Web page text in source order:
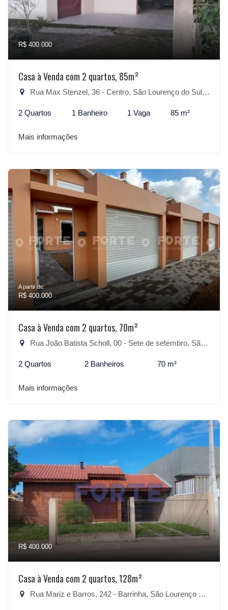
R$ 400.000
Casa à Venda com 2 quartos, 85m²
Rua Max Stenzel, 36 - Centro, São Lourenço do Sul-RS
2 Quartos 1 Banheiro 1 Vaga 85 m²
Mais informações
A partir de:
R$ 400.000
Casa à Venda com 2 quartos, 70m²
Rua João Batista Scholl, 00 - Sete de setembro, São Lourenço do Sul-RS
2 Quartos 2 Banheiros 70 m²
Mais informações
R$ 400.000
Casa à Venda com 2 quartos, 128m²
Rua Mariz e Barros, 242 - Barrinha, São Lourenço do Sul-RS